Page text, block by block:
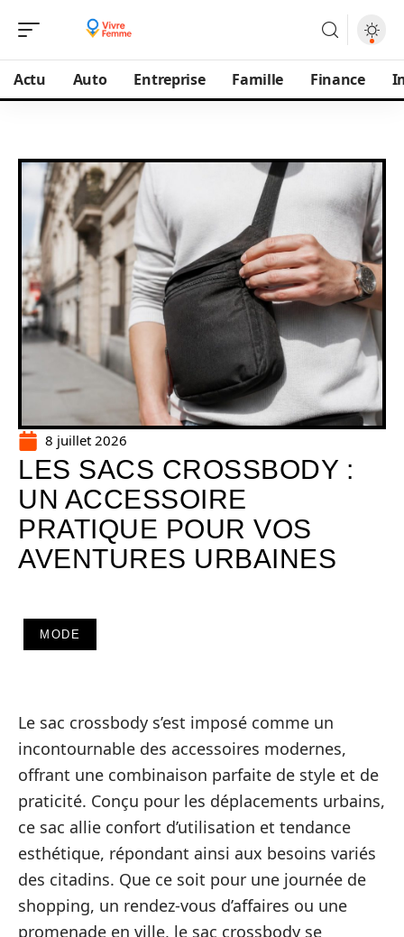
Actu Auto Entreprise Famille Finance
8 juillet 2026
LES SACS CROSSBODY :
UN ACCESSOIRE
PRATIQUE POUR VOS
AVENTURES URBAINES
MODE
Le sac crossbody s’est imposé comme un
incontournable des accessoires modernes,
offrant une combinaison parfaite de style et de
praticité. Conçu pour les déplacements urbains,
ce sac allie confort d’utilisation et tendance
esthétique, répondant ainsi aux besoins variés
des citadins. Que ce soit pour une journée de
shopping, un rendez-vous d’affaires ou une
promenade en ville, le sac crossbody se